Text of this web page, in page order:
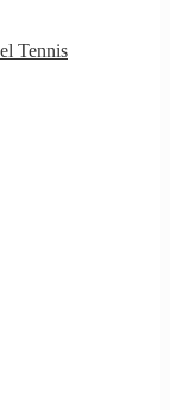
Tennis